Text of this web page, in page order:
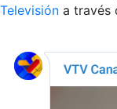
Televisión a través